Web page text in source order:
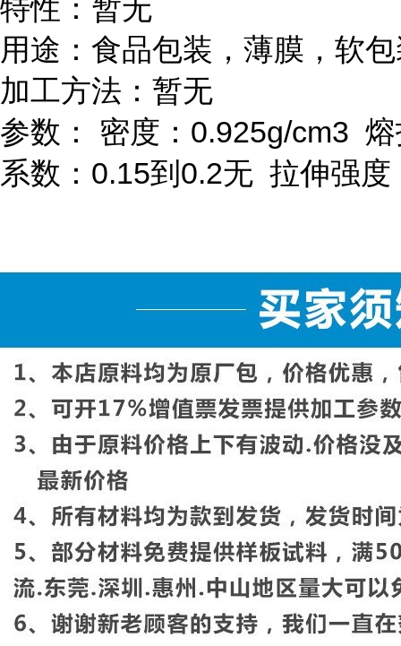
特性：暂无
用途：食品包装，薄膜，软
加工方法：暂无
参数：
密度： 0.925g/cm3
系数： 0.15到0.2无 拉伸强度